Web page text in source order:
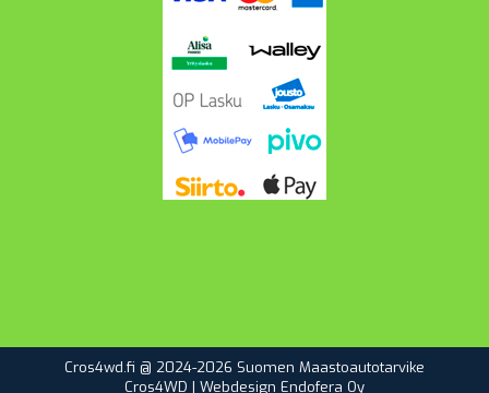
Cros4wd.fi @ 2024-2026 Suomen Maastoautotarvike
Cros4WD | Webdesign Endofera Oy